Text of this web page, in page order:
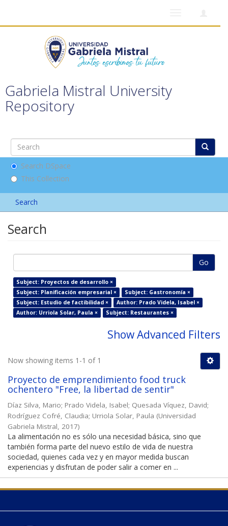
Gabriela Mistral University
Repository
Search DSpace
This Collection
Search
Search
Go
Subject: Proyectos de desarrollo ×
Subject: Planificación empresarial ×
Subject: Gastronomía ×
Subject: Estudio de factibilidad ×
Author: Prado Videla, Isabel ×
Author: Urriola Solar, Paula ×
Subject: Restaurantes ×
Show Advanced Filters
Now showing items 1-1 of 1
Proyecto de emprendimiento food truck
ochentero "Free, la libertad de sentir"
Díaz Silva, Mario; Prado Videla, Isabel; Quesada Víquez, David;
Rodríguez Cofré, Claudia; Urriola Solar, Paula (Universidad
Gabriela Mistral, 2017)
La alimentación no es sólo una necesidad básica, sino que
también forma parte del nuevo estilo de vida de nuestra
sociedad, quienes cada vez y en mayor medida buscan
experiencias y disfrutan de poder salir a comer en ...